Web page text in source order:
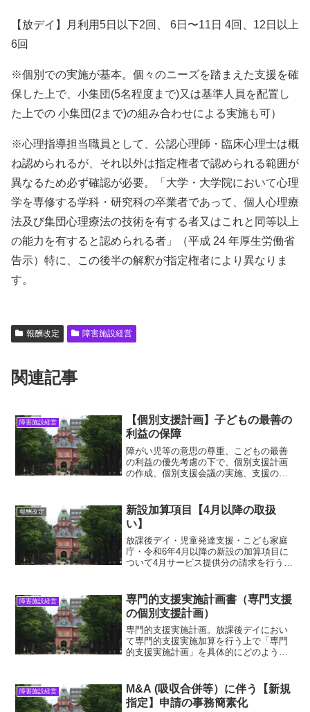
【放デイ】月利用5日以下2回、 6日〜11日 4回、12日以上
6回
※個別での実施が基本。個々のニーズを踏まえた支援を確
保した上で、小集団(5名程度まで)又は基準人員を配置し
た上での 小集団(2まで)の組み合わせによる実施も可）
※心理指導担当職員として、公認心理師・臨床心理士は概
ね認められるが、それ以外は指定権者で認められる範囲が
異なるため必ず確認が必要。「大学・大学院において心理
学を専修する学科・研究科の卒業者であって、個人心理療
法及び集団心理療法の技術を有する者又はこれと同等以上
の能力を有すると認められる者」（平成 24 年厚生労働省
告示）特に、この後半の解釈が指定権者により異なりま
す。
報酬改定 障害施設経営
関連記事
障害施設経営
【個別支援計画】子どもの最善の
利益の保障
障がい児等の意思の尊重、こどもの最善
の利益の優先考慮の下で、個別支援計画
の作成、個別支援会議の実施、支援の提
の最善の利益・5領域・児発・放デイ。
報酬改定
新設加算項目【4月以降の取扱
い】
放課後デイ・児童発達支援・こども家庭
庁・令和6年4月以降の新設の加算項目に
ついて4月サービス提供分の請求を行うま
的支援・自立支援・サポート・個別サポ
ート加算・放デイ・児発
障害施設経営
専門的支援実施計画書（専門支援
の個別支援計画）
専門的支援実施計画。放課後デイにおい
て専門的支援実施加算を行う上で「専門
的支援実施計画」を具体的にどのように
保護者の同意必要。放デイ・児発の個別
支援計画・記載例・具体例
障害施設経営
M&A (吸収合併等）に伴う【新規
指定】申請の事務簡素化